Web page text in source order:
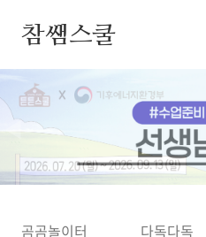
참쌤스쿨
◀
곰곰놀이터 다독다독